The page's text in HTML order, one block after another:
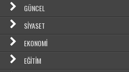
GÜNCEL
SIYASET
EKONOMI
EĞITIM